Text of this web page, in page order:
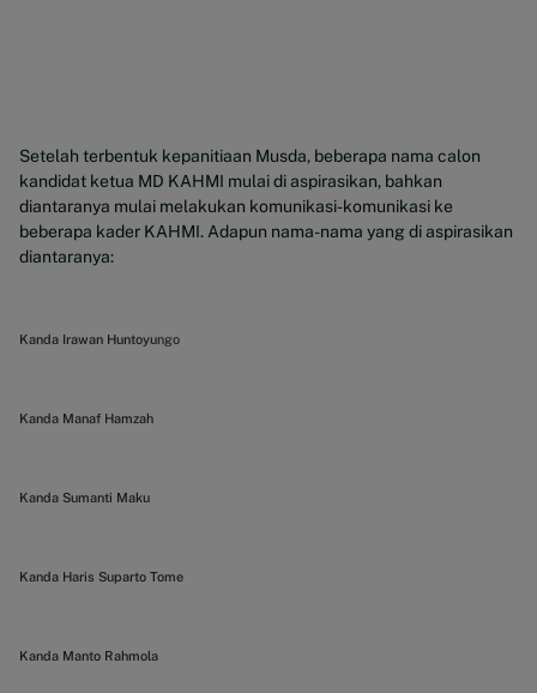
Setelah terbentuk kepanitiaan Musda, beberapa nama calon
kandidat ketua MD KAHMI mulai di aspirasikan, bahkan
diantaranya mulai melakukan komunikasi-komunikasi ke
beberapa kader KAHMI. Adapun nama-nama yang di aspirasikan
diantaranya:
Kanda Irawan Huntoyungo
Kanda Manaf Hamzah
Kanda Sumanti Maku
Kanda Haris Suparto Tome
Kanda Manto Rahmola